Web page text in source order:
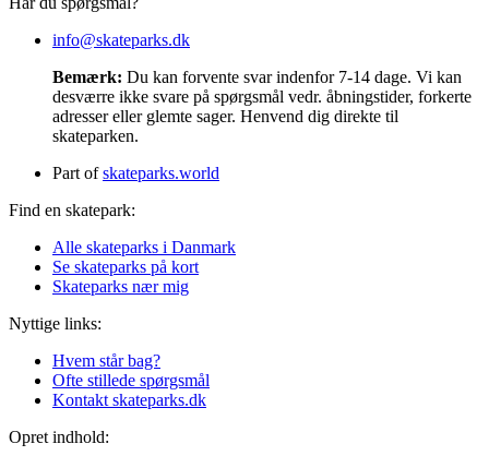
info@skateparks.dk
Bemærk: Du kan forvente svar indenfor 7-14 dage. Vi kan
desværre ikke svare på spørgsmål vedr. åbningstider, forkerte
adresser eller glemte sager. Henvend dig direkte til
skateparken.
Part ofskateparks.world
Find en skatepark:
Alle skateparks i Danmark
Se skateparks på kort
Skateparks nær mig
Nyttige links:
Hvem står bag?
Ofte stillede spørgsmål
Kontakt skateparks.dk
Opret indhold: